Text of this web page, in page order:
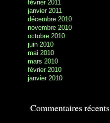
février 2011
janvier 2011
décembre 2010
novembre 2010
octobre 2010
juin 2010
mai 2010
mars 2010
février 2010
janvier 2010
Commentaires récents